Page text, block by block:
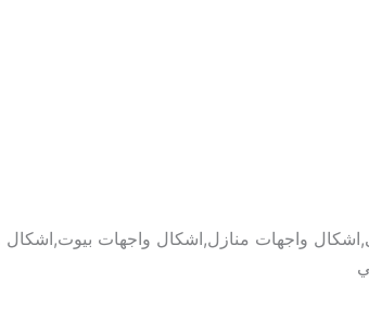
واجهات منازل,اشكال واجهات